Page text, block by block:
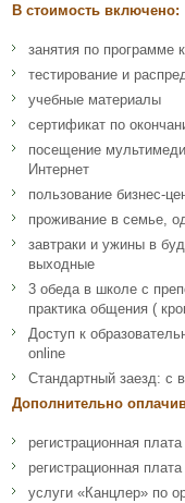
В стоимость включено:
занятия по программе
тестирование и
учебные материалы
сертификат по
посещение
Интернет
пользование бизнес-
проживание в семье,
завтраки и ужины в
выходные
3 обеда в школе с
практика общения (
Доступ к
online
Стандартный заезд: с
Дополнительно
регистрационная
регистрационная
услуги «Канцлер» по